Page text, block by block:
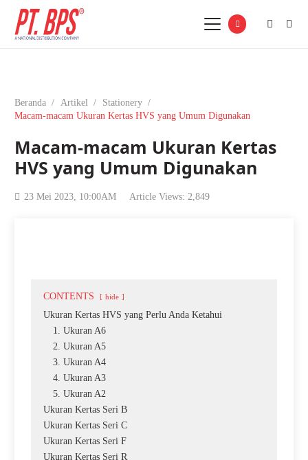
Beranda / Artikel / Stationery /
Macam-macam Ukuran Kertas HVS yang Umum Digunakan
Macam-macam Ukuran Kertas
HVS yang Umum Digunakan
23 Mei 2023, 10:00AM Article Views: 2,849
CONTENTS hide
Ukuran Kertas HVS yang Perlu Anda Ketahui
1. Ukuran A6
2. Ukuran A5
3. Ukuran A4
4. Ukuran A3
5. Ukuran A2
Ukuran Kertas Seri B
Ukuran Kertas Seri C
Ukuran Kertas Seri F
Ukuran Kertas Seri R